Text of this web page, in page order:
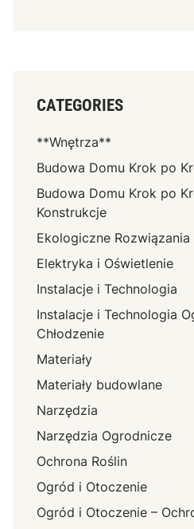
CATEGORIES
**Wnętrza**
Budowa Domu Krok po
Budowa Domu Krok po
Konstrukcje
Ekologiczne Rozwiązania
Elektryka i Oświetlenie
Instalacje i Technologia
Instalacje i Technologia
Chłodzenie
Materiały
Materiały budowlane
Narzędzia
Narzędzia Ogrodnicze
Ochrona Roślin
Ogród i Otoczenie
Ogród i Otoczenie –